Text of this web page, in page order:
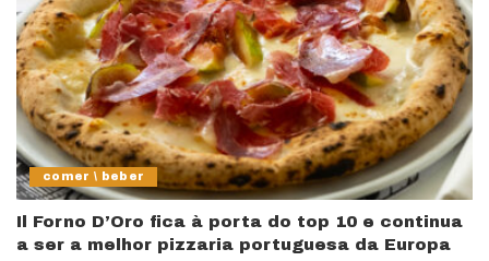
comer \ beber
Il Forno D’Oro fica à porta do top 10 e continua
a ser a melhor pizzaria portuguesa da Europa